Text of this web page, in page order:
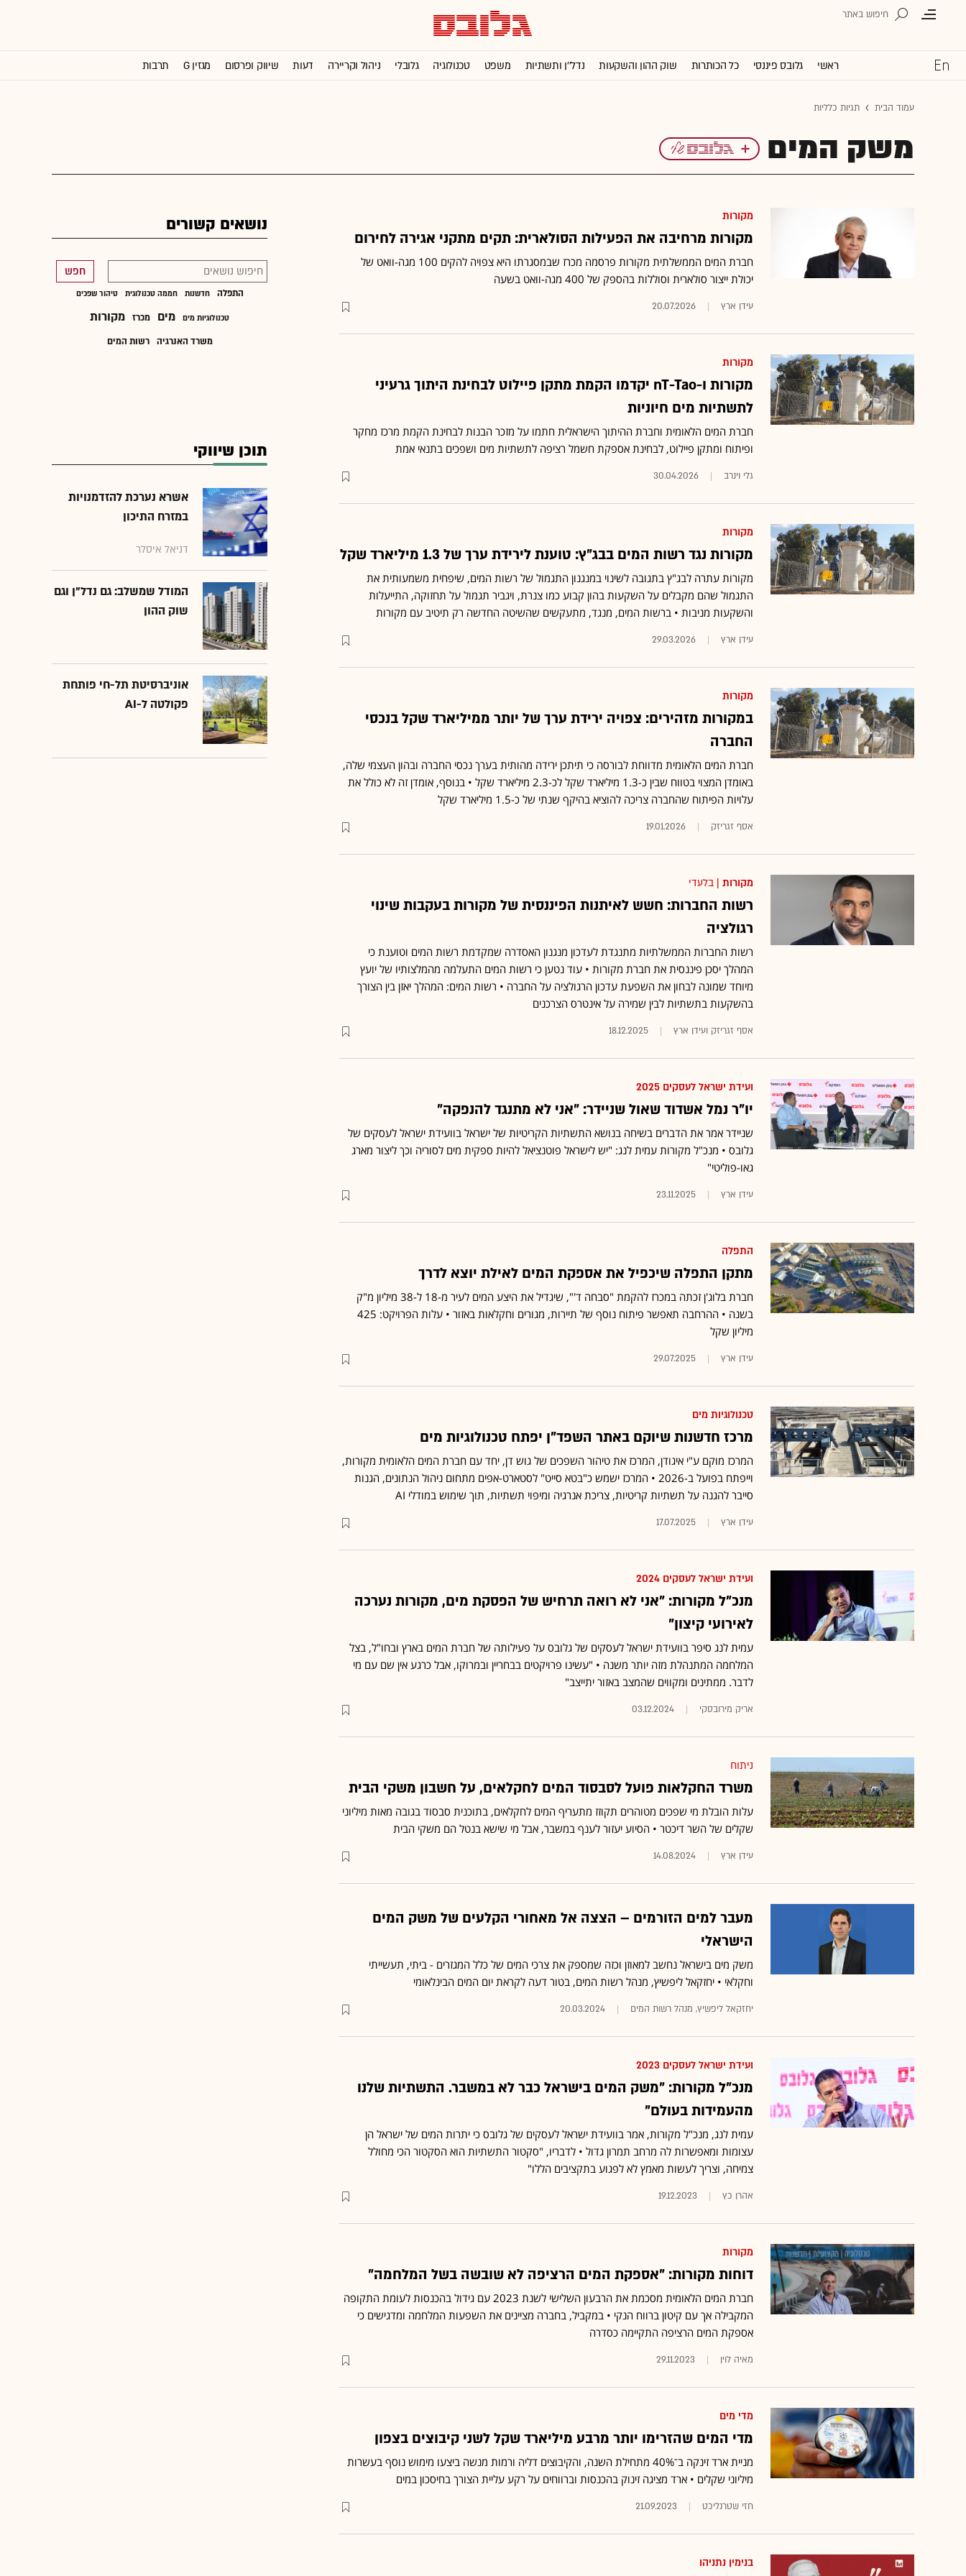
ראשי גלובס פיננסי כל הכותרות שוק ההון והשקעות נדל''ן ותשתיות משפט טכנולוגיה גלובלי ניהול וקריירה דעות שיווק ופרסום מגזין G תרבות
עמוד הבית תגיות כלליות
משק המים
מקורות
מקורות מרחיבה את הפעילות הסולארית: תקים מתקני אגירה לחירום
חברת המים הממשלתית מקורות פרסמה מכרז שבמסגרתו היא צפויה להקים 100 מגה-וואט של
יכולת ייצור סולארית וסוללות בהספק של 400 מגה-וואט בשעה
עידן ארץ 20.07.2026
מקורות
מקורות ו-nT-Tao יקדמו הקמת מתקן פיילוט לבחינת היתוך גרעיני
לתשתיות מים חיוניות
חברת המים הלאומית וחברת ההיתוך הישראלית חתמו על מזכר הבנות לבחינת הקמת מרכז מחקר
ופיתוח ומתקן פיילוט, לבחינת אספקת חשמל רציפה לתשתיות מים ושפכים בתנאי אמת
גלי וינרב 30.04.2026
מקורות
מקורות נגד רשות המים בבג"ץ: טוענת לירידת ערך של 1.3 מיליארד שקל
מקורות עתרה לבג"ץ בתגובה לשינוי במנגנון התגמול של רשות המים, שיפחית משמעותית את
התגמול שהם מקבלים על השקעות בהון קבוע כמו צנרת, ויגביר תגמול על תחזוקה, התייעלות
והשקעות מניבות • ברשות המים, מנגד, מתעקשים שהשיטה החדשה רק תיטיב עם מקורות
עידן ארץ 29.03.2026
מקורות
במקורות מזהירים: צפויה ירידת ערך של יותר ממיליארד שקל בנכסי
החברה
חברת המים הלאומית מדווחת לבורסה כי תיתכן ירידה מהותית בערך נכסי החברה ובהון העצמי שלה,
באומדן המצוי בטווח שבין כ-1.3 מיליארד שקל לכ-2.3 מיליארד שקל • בנוסף, אומדן זה לא כולל את
עלויות הפיתוח שהחברה צריכה להוציא בהיקף שנתי של כ-1.5 מיליארד שקל
אסף זגריזק 19.01.2026
מקורות | בלעדי
רשות החברות: חשש לאיתנות הפיננסית של מקורות בעקבות שינוי
רגולציה
רשות החברות הממשלתיות מתנגדת לעדכון מנגנון האסדרה שמקדמת רשות המים וטוענת כי
המהלך יסכן פיננסית את חברת מקורות • עוד נטען כי רשות המים התעלמה מהמלצותיו של יועץ
מיוחד שמונה לבחון את השפעת עדכון הרגולציה על החברה • רשות המים: המהלך יאזן בין הצורך
בהשקעות בתשתיות לבין שמירה על אינטרס הצרכנים
אסף זגריזק ועידן ארץ 18.12.2025
ועידת ישראל לעסקים 2025
יו"ר נמל אשדוד שאול שניידר: "אני לא מתנגד להנפקה"
שניידר אמר את הדברים בשיחה בנושא התשתיות הקריטיות של ישראל בוועידת ישראל לעסקים של
גלובס • מנכ"ל מקורות עמית לנג: "יש לישראל פוטנציאל להיות ספקית מים לסוריה וכך ליצור מארג
גאו-פוליטי"
עידן ארץ 23.11.2025
התפלה
מתקן התפלה שיכפיל את אספקת המים לאילת יוצא לדרך
חברת בלוג'ן זכתה במכרז להקמת "סבחה ד'", שיגדיל את היצע המים לעיר מ-18 ל-38 מיליון מ"ק
בשנה • ההרחבה תאפשר פיתוח נוסף של תיירות, מגורים וחקלאות באזור • עלות הפרויקט: 425
מיליון שקל
עידן ארץ 29.07.2025
טכנולוגיות מים
מרכז חדשנות שיוקם באתר השפד"ן יפתח טכנולוגיות מים
המרכז מוקם ע"י איגודן, המרכז את טיהור השפכים של גוש דן, יחד עם חברת המים הלאומית מקורות,
וייפתח בפועל ב-2026 • המרכז ישמש כ"בטא סייט" לסטארט-אפים מתחום ניהול הנתונים, הגנות
סייבר להגנה על תשתיות קריטיות, צריכת אנרגיה ומיפוי תשתיות, תוך שימוש במודלי AI
עידן ארץ 17.07.2025
ועידת ישראל לעסקים 2024
מנכ"ל מקורות: "אני לא רואה תרחיש של הפסקת מים, מקורות נערכה
לאירועי קיצון"
עמית לנג סיפר בוועידת ישראל לעסקים של גלובס על פעילותה של חברת המים בארץ ובחו"ל, בצל
המלחמה המתנהלת מזה יותר משנה • "עשינו פרויקטים בבחריין ובמרוקו, אבל כרגע אין שם עם מי
לדבר. ממתינים ומקווים שהמצב באזור יתייצב"
אריק מירובסקי 03.12.2024
ניתוח
משרד החקלאות פועל לסבסוד המים לחקלאים, על חשבון משקי הבית
עלות הובלת מי שפכים מטוהרים תקוזז מתעריף המים לחקלאים, בתוכנית סבסוד בגובה מאות מיליוני
שקלים של השר דיכטר • הסיוע יעזור לענף במשבר, אבל מי שישא בנטל הם משקי הבית
עידן ארץ 14.08.2024
מעבר למים הזורמים – הצצה אל מאחורי הקלעים של משק המים
הישראלי
משק מים בישראל נחשב למאוזן וכזה שמספק את צרכי המים של כלל המגזרים - ביתי, תעשייתי
וחקלאי • יחזקאל ליפשיץ, מנהל רשות המים, בטור דעה לקראת יום המים הבינלאומי
יחזקאל ליפשיץ, מנהל רשות המים 20.03.2024
ועידת ישראל לעסקים 2023
מנכ"ל מקורות: "משק המים בישראל כבר לא במשבר. התשתיות שלנו
מהעמידות בעולם"
עמית לנג, מנכ"ל מקורות, אמר בוועידת ישראל לעסקים של גלובס כי יתרות המים של ישראל הן
עצומות ומאפשרות לה מרחב תמרון גדול • לדבריו, "סקטור התשתיות הוא הסקטור הכי מחולל
צמיחה, וצריך לעשות מאמץ לא לפגוע בתקציבים הללו"
אהרן כץ 19.12.2023
מקורות
דוחות מקורות: "אספקת המים הרציפה לא שובשה בשל המלחמה"
חברת המים הלאומית מסכמת את הרבעון השלישי לשנת 2023 עם גידול בהכנסות לעומת התקופה
המקבילה אך עם קיטון ברווח הנקי • במקביל, בחברה מציינים את השפעות המלחמה ומדגישים כי
אספקת המים הרציפה התקיימה כסדרה
מאיה לוין 29.11.2023
מדי מים
מדי המים שהזרימו יותר מרבע מיליארד שקל לשני קיבוצים בצפון
מניית ארד זינקה ב־40% מתחילת השנה, והקיבוצים דליה ורמות מנשה ביצעו מימוש נוסף בעשרות
מיליוני שקלים • ארד מציגה זינוק בהכנסות וברווחים על רקע עליית הצורך בחיסכון במים
חזי שטרנליכט 21.09.2023
בנימין נתניהו
נושאים קשורים
חפש
התפלה חדשנות חממה טכנולוגית טיהור שפכים
טכנולוגיות מים מים מכרז מקורות
משרד האנרגיה רשות המים
תוכן שיווקי
אשרא נערכת להזדמנויות
במזרח התיכון
דניאל איסלר
המודל שמשלב: גם נדל"ן וגם
שוק ההון
אוניברסיטת תל-חי פותחת
פקולטה ל-AI